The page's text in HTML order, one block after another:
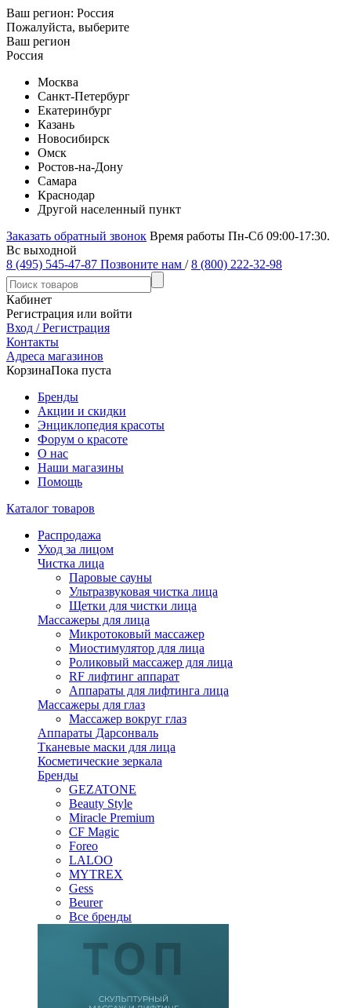
Ваш регион: Россия
Пожалуйста, выберите
Ваш регион
Россия
Москва
Санкт-Петербург
Екатеринбург
Казань
Новосибирск
Омск
Ростов-на-Дону
Самара
Краснодар
Другой населенный пункт
Заказать обратный звонок Время работы Пн-Сб 09:00-17:30.
Вс выходной
8 (495) 545-47-87 Позвоните нам / 8 (800) 222-32-98
Кабинет
Регистрация или войти
Вход / Регистрация
Контакты
Адреса магазинов
КорзинаПока пуста
Бренды
Акции и скидки
Энциклопедия красоты
Форум о красоте
О нас
Наши магазины
Помощь
Каталог товаров
Распродажа
Уход за лицом
Чистка лица
Паровые сауны
Ультразвуковая чистка лица
Щетки для чистки лица
Массажеры для лица
Микротоковый массажер
Миостимулятор для лица
Роликовый массажер для лица
RF лифтинг аппарат
Аппараты для лифтинга лица
Массажеры для глаз
Массажер вокруг глаз
Аппараты Дарсонваль
Тканевые маски для лица
Косметические зеркала
Бренды
GEZATONE
Beauty Style
Miracle Premium
CF Magic
Foreo
LALOO
MYTREX
Gess
Beurer
Все бренды